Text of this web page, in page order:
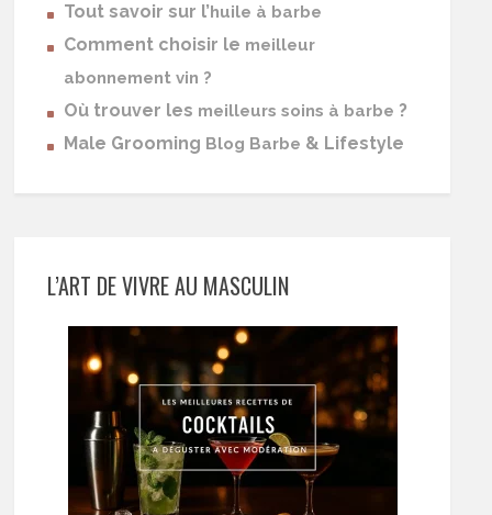
Tout savoir sur l’huile à barbe
Comment choisir le meilleur
abonnement vin ?
Où trouver les meilleurs soins à barbe ?
Male Grooming Blog Barbe & Lifestyle
L’ART DE VIVRE AU MASCULIN